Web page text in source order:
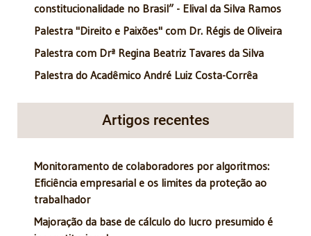
constitucionalidade no Brasil” - Elival da Silva Ramos
Palestra "Direito e Paixões" com Dr. Régis de Oliveira
Palestra com Drª Regina Beatriz Tavares da Silva
Palestra do Acadêmico André Luiz Costa-Corrêa
Artigos recentes
Monitoramento de colaboradores por algoritmos:
Eficiência empresarial e os limites da proteção ao
trabalhador
Majoração da base de cálculo do lucro presumido é